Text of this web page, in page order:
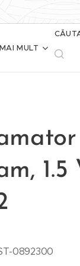
MAI MULT
0892300